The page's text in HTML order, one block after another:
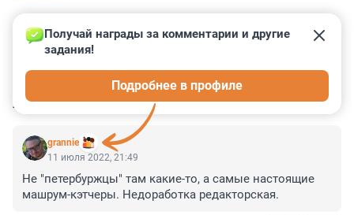
КОММЕНТАРИИ 4
grannie
Получай награды за комментарии и другие
задания!
Подробнее в профиле
11 июля 2022, 21:49
Не "петербуржцы" там какие-то, а самые настоящие
машрум-кэтчеры. Недоработка редакторская.